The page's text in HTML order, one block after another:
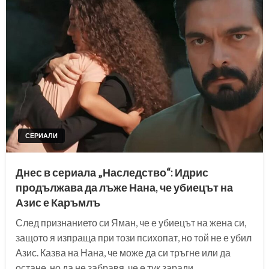
СЕРИАЛИ
Днес в сериала „Наследство“: Идрис
продължава да лъже Нана, че убиецът на
Азис е Каръмлъ
След признанието си Яман, че е убиецът на жена си,
защото я изпраща при този психопат, но той не е убил
Азис. Казва на Нана, че може да си тръгне или да